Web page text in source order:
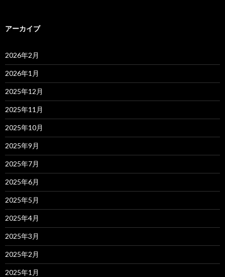
アーカイブ
2026年2月
2026年1月
2025年12月
2025年11月
2025年10月
2025年9月
2025年7月
2025年6月
2025年5月
2025年4月
2025年3月
2025年2月
2025年1月